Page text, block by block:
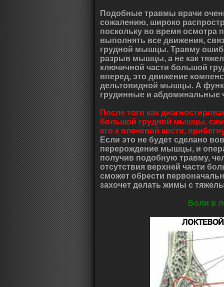
Подобные травмы врачи
сожалению, широко
поскольку во время осмотра
выполнять все движения,
грудной мышцы. Травму
разрыв мышцы, а не как
ключичной части большой
вперед, это движение
дельтовидной мышцы. А
грудинные и
После того как
большой грудной мышцы,
его к плечевой кости,
Если это не будет сделано
перерождение мышцы, и
получив подобную травму,
отсутствия верхней части
сможет обрести
захочет делать жимы с
Боли в